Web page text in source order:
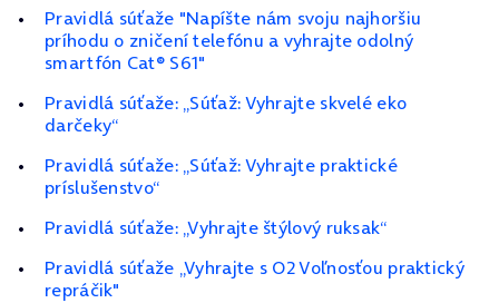
Pravidlá súťaže "Napíšte nám svoju najhoršiu
príhodu o zničení telefónu a vyhrajte odolný
smartfón Cat® S61"
Pravidlá súťaže: „Súťaž: Vyhrajte skvelé eko
darčeky“
Pravidlá súťaže: „Súťaž: Vyhrajte praktické
príslušenstvo“
Pravidlá súťaže: „Vyhrajte štýlový ruksak“
Pravidlá súťaže „Vyhrajte s O2 Voľnosťou praktický
repráčik"